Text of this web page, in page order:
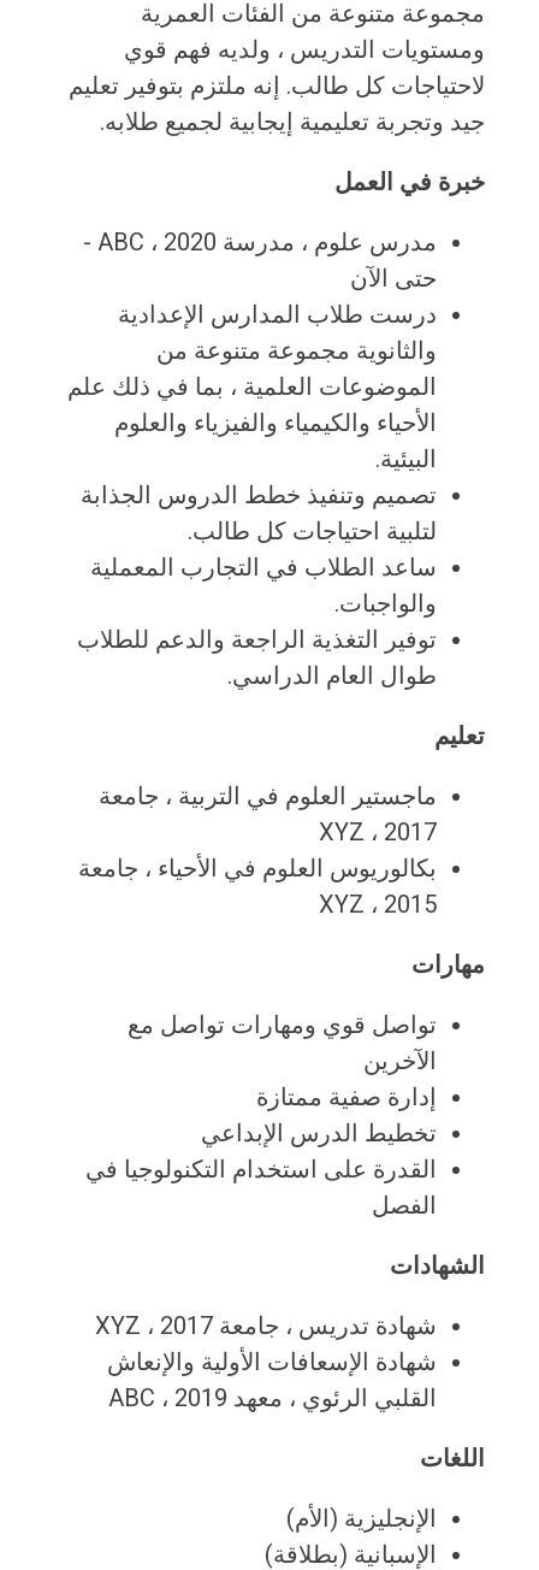
مجموعة متنوعة من الفئات العمرية
ومستويات التدريس ، ولديه فهم قوي
لاحتياجات كل طالب. إنه ملتزم بتوفير تعليم
جيد وتجربة تعليمية إيجابية لجميع طلابه.
خبرة في العمل
مدرس علوم ، مدرسة ABC ، ​​2020 -
حتى الآن
درست طلاب المدارس الإعدادية
والثانوية مجموعة متنوعة من
الموضوعات العلمية ، بما في ذلك علم
الأحياء والكيمياء والفيزياء والعلوم
البيئية.
تصميم وتنفيذ خطط الدروس الجذابة
لتلبية احتياجات كل طالب.
ساعد الطلاب في التجارب المعملية
والواجبات.
توفير التغذية الراجعة والدعم للطلاب
طوال العام الدراسي.
تعليم
ماجستير العلوم في التربية ، جامعة
XYZ ، 2017
بكالوريوس العلوم في الأحياء ، جامعة
XYZ ، 2015
مهارات
تواصل قوي ومهارات تواصل مع
الآخرين
إدارة صفية ممتازة
تخطيط الدرس الإبداعي
القدرة على استخدام التكنولوجيا في
الفصل
الشهادات
شهادة تدريس ، جامعة XYZ ، 2017
شهادة الإسعافات الأولية والإنعاش
القلبي الرئوي ، معهد ABC ، ​​2019
اللغات
الإنجليزية (الأم)
الإسبانية (بطلاقة)